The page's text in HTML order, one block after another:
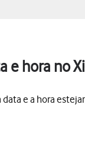
e hora no
data e a hora